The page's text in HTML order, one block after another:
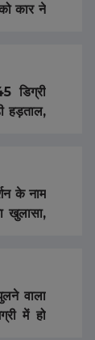
कार ने
डिग्री
हड़ताल,
के नाम
खुलासा,
वाला
में हो